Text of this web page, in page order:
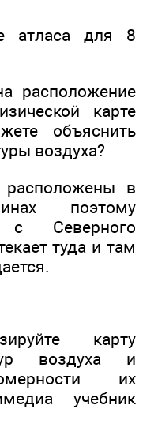
атласа для 8
расположение
карте
объяснить
воздуха?
расположены в
поэтому
Северного
туда и там
карту
воздуха и
их
учебник